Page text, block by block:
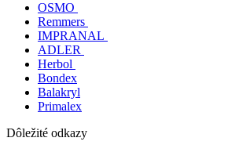
OSMO
Remmers
IMPRANAL
ADLER
Herbol
Bondex
Balakryl
Primalex
Dôležité odkazy